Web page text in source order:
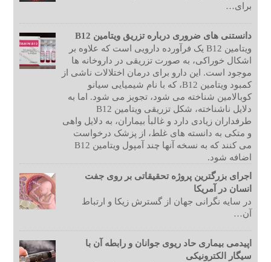
برای…
دانستنی های ضروری درباره تزریق ویتامین B12
ویتامین B12 یک فرآورده دارویی است که علاوه بر
اشکال خوراکی، به صورت تزریقی در داروخانه ها
موجود است. این دارو برای درمان اختلالات ناشی از
کمبود ویتامین B12، که با نام شیمیایی سیانو
کوبالامین شناخته می شود، تجویز می شود. اما به
دلایل ناشناخته، شکل تزریقی ویتامین B12
طرفداران زیادی دارد و غالبأ بیماران، به دلایل واهی
و متکی به دانسته های غلط، از پزشک درخواست
می کنند که به نسخه آنها چند آمپول ویتامین B12
اضافه شود.
اجرای بزرگترین پروژه تحقیقاتی بر روی جفت
انسان در آمریکا
در سایه نگرانی جهان از گسترش زیکا و ارتباط
آن…
اپیدمی بیماری حاد ریوی جوانان و رابطه آن با
سیگار الکترونیکی